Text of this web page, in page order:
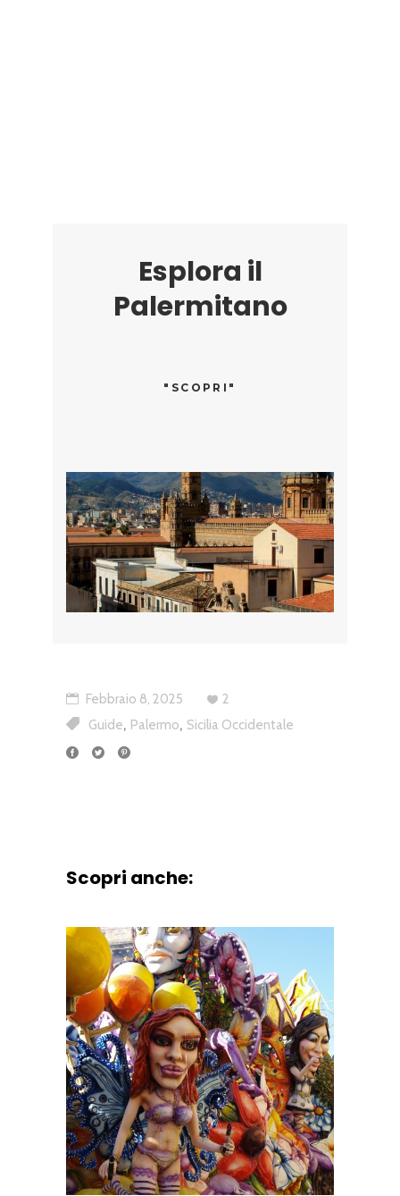
Esplora il
Palermitano
"SCOPRI"
Febbraio 8, 2025
2
Guide, Palermo, Sicilia Occidentale
Scopri anche: